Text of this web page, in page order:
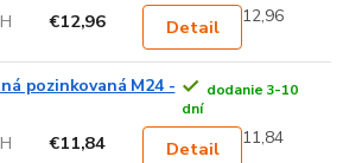
€12,96 Detail 12,96
pozinkovaná M24 -
dodanie 3-10
dní
€11,84 Detail 11,84